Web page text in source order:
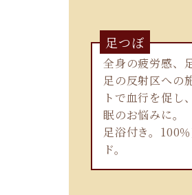
足つぼ
全身の疲労感、
足の反射区への
トで血行を促し
眠のお悩みに。
足浴付き。100
ド。